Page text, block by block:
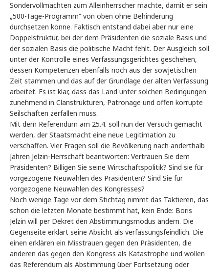
Sondervollmachten zum Alleinherrscher machte, damit er sein
„500-Tage-Programm“ von oben ohne Behinderung
durchsetzen könne. Faktisch entstand dabei aber nur eine
Doppelstruktur, bei der dem Präsidenten die soziale Basis und
der sozialen Basis die politische Macht fehlt. Der Ausgleich soll
unter der Kontrolle eines Verfassungsgerichtes geschehen,
dessen Kompetenzen ebenfalls noch aus der sowjetischen
Zeit stammen und das auf der Grundlage der alten Verfassung
arbeitet. Es ist klar, dass das Land unter solchen Bedingungen
zunehmend in Clanstrukturen, Patronage und offen korrupte
Seilschaften zerfallen muss.
Mit dem Referendum am 25.4. soll nun der Versuch gemacht
werden, der Staatsmacht eine neue Legitimation zu
verschaffen. Vier Fragen soll die Bevölkerung nach anderthalb
Jahren Jelzin-Herrschaft beantworten: Vertrauen Sie dem
Präsidenten? Billigen Sie seine Wirtschaftspolitik? Sind sie für
vorgezogene Neuwahlen des Präsidenten? Sind Sie für
vorgezogene Neuwahlen des Kongresses?
Noch wenige Tage vor dem Stichtag nimmt das Taktieren, das
schon die letzten Monate bestimmt hat, kein Ende: Boris
Jelzin will per Dekret den Abstimmungsmodus ändern. Die
Gegenseite erklärt seine Absicht als verfassungsfeindlich. Die
einen erklären ein Misstrauen gegen den Präsidenten, die
anderen das gegen den Kongress als Katastrophe und wollen
das Referendum als Abstimmung über Fortsetzung oder